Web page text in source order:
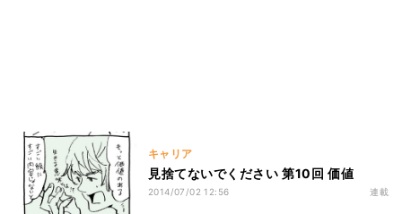
キャリア
見捨てないでください 第10回 価値
2014/07/02 12:56 連載